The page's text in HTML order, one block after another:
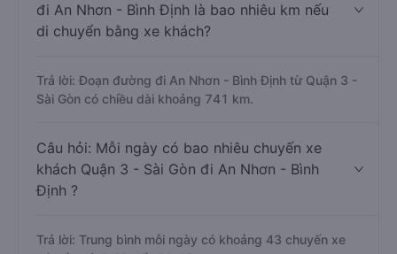
đi An Nhơn - Bình Định là bao nhiêu km nếu
di chuyển bằng xe khách?
Trả lời: Đoạn đường đi An Nhơn - Bình Định từ Quận 3 -
Sài Gòn có chiều dài khoảng 741 km.
Câu hỏi: Mỗi ngày có bao nhiêu chuyến xe
khách Quận 3 - Sài Gòn đi An Nhơn - Bình
Định ?
Trả lời: Trung bình mỗi ngày có khoảng 43 chuyến xe